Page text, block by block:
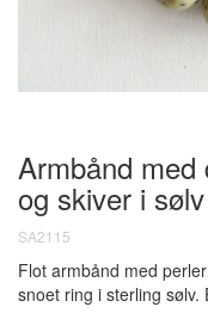
Armbånd med
og skiver i sølv
SA2115
Flot armbånd med
snoet ring i sterling